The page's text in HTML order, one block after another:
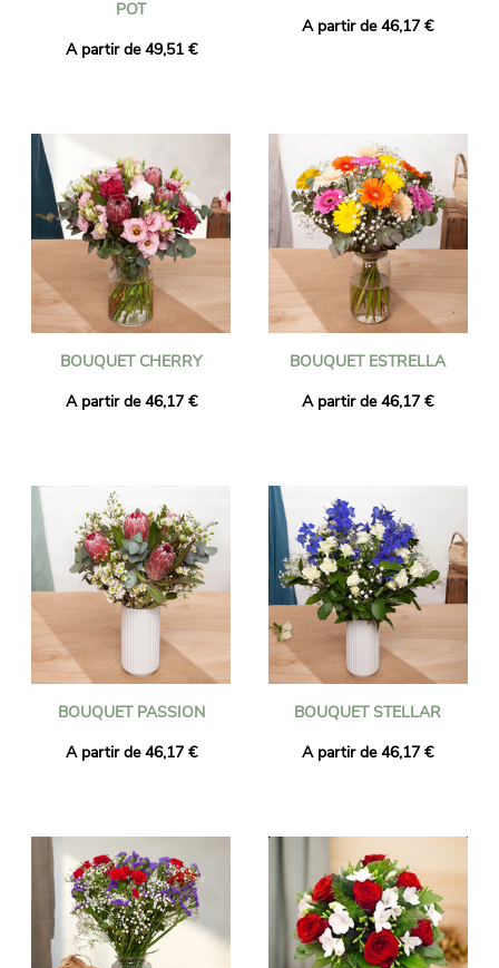
POT
A partir de 49,51 €
A partir de 46,17 €
BOUQUET CHERRY
A partir de 46,17 €
BOUQUET ESTRELLA
A partir de 46,17 €
BOUQUET PASSION
A partir de 46,17 €
BOUQUET STELLAR
A partir de 46,17 €